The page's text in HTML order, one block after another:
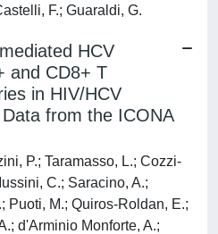
F.; Guaraldi, G.
HCV
and CD8+ T
in HIV/HCV
from the ICONA
P.; Taramasso, L.; Cozzi-
C.; Saracino, A.;
Puoti, M.; Quiros-Roldan, E.;
d'Arminio Monforte, A.;